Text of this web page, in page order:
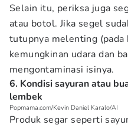
Selain itu, periksa juga
atau botol. Jika segel
tutupnya melenting
kemungkinan udara dan
mengontaminasi isinya.
6. Kondisi sayuran atau
lembek
Popmama.com/Kevin Daniel Karalo/AI
Produk segar seperti